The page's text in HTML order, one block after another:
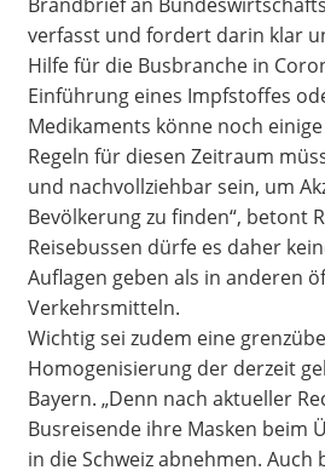
verfasst und fordert darin klar
Hilfe für die Busbranche in
Einführung eines Impfstoffes
Medikaments könne noch
Regeln für diesen Zeitraum
und nachvollziehbar sein, um
Bevölkerung zu finden“, betont
Reisebussen dürfe es daher
Auflagen geben als in anderen
Verkehrsmitteln.
Wichtig sei zudem eine
Homogenisierung der derzeit
Bayern. „Denn nach aktueller
Busreisende ihre Masken beim
in die Schweiz abnehmen.